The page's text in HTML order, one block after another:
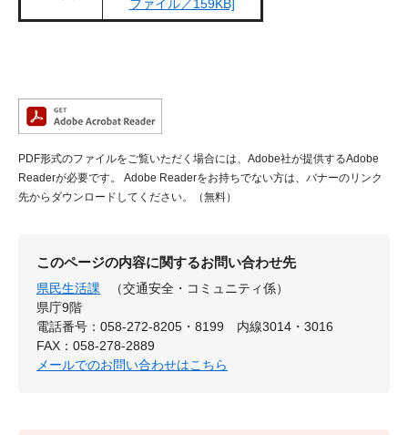
ファイル／159KB]
PDF形式のファイルをご覧いただく場合には、Adobe社が提供するAdobe
Readerが必要です。
Adobe Readerをお持ちでない方は、バナーのリンク
先からダウンロードしてください。（無料）
このページの内容に関するお問い合わせ先
県民生活課
（交通安全・コミュニティ係）
県庁9階
電話番号：058-272-8205・8199 内線3014・3016
FAX：058-278-2889
メールでのお問い合わせはこちら